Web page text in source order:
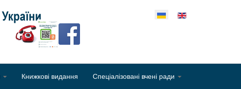
Оберіть свою мову
Книжкові видання Спеціалізовані вчені ради